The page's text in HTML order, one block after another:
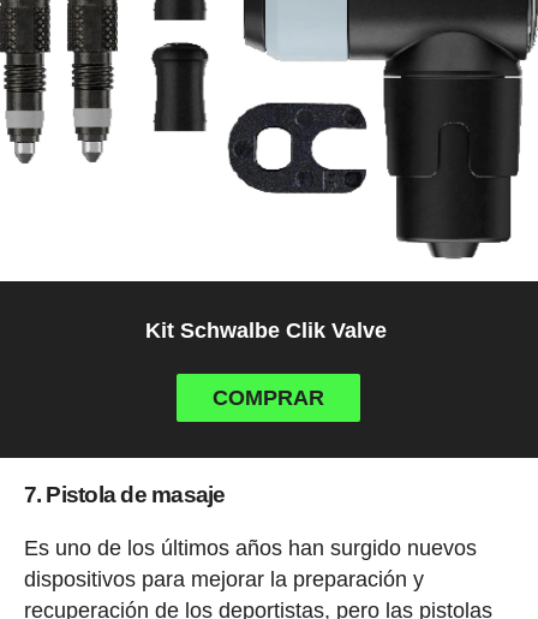
Kit Schwalbe Clik Valve
COMPRAR
7. Pistola de masaje
Es uno de los últimos años han surgido nuevos
dispositivos para mejorar la preparación y
recuperación de los deportistas, pero las pistolas